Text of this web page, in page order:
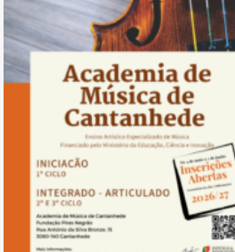
Estão
2 de junho
para a admissão de
alunos na Academia de Música de
– Iniciação | 1º ciclo
Articulado | 2º e 3º ciclo, com
Ministério da Educação, Ciência e
para as provas de seleção é feita
disponível no link seguinte:
https://forms.gle/